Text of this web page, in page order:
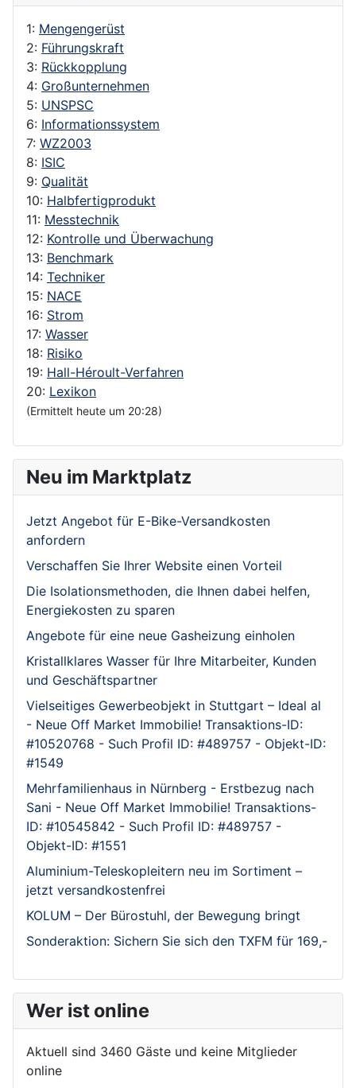
1: Mengengerüst
2: Führungskraft
3: Rückkopplung
4: Großunternehmen
5: UNSPSC
6: Informationssystem
7: WZ2003
8: ISIC
9: Qualität
10: Halbfertigprodukt
11: Messtechnik
12: Kontrolle und Überwachung
13: Benchmark
14: Techniker
15: NACE
16: Strom
17: Wasser
18: Risiko
19: Hall-Héroult-Verfahren
20: Lexikon
(Ermittelt heute um 20:28)
Neu im Marktplatz
Jetzt Angebot für E-Bike-Versandkosten
anfordern
Verschaffen Sie Ihrer Website einen Vorteil
Die Isolationsmethoden, die Ihnen dabei helfen,
Energiekosten zu sparen
Angebote für eine neue Gasheizung einholen
Kristallklares Wasser für Ihre Mitarbeiter, Kunden
und Geschäftspartner
Vielseitiges Gewerbeobjekt in Stuttgart – Ideal al
- Neue Off Market Immobilie! Transaktions-ID:
#10520768 - Such Profil ID: #489757 - Objekt-ID:
#1549
Mehrfamilienhaus in Nürnberg - Erstbezug nach
Sani - Neue Off Market Immobilie! Transaktions-
ID: #10545842 - Such Profil ID: #489757 -
Objekt-ID: #1551
Aluminium-Teleskopleitern neu im Sortiment –
jetzt versandkostenfrei
KOLUM – Der Bürostuhl, der Bewegung bringt
Sonderaktion: Sichern Sie sich den TXFM für 169,-
Wer ist online
Aktuell sind 3460 Gäste und keine Mitglieder
online